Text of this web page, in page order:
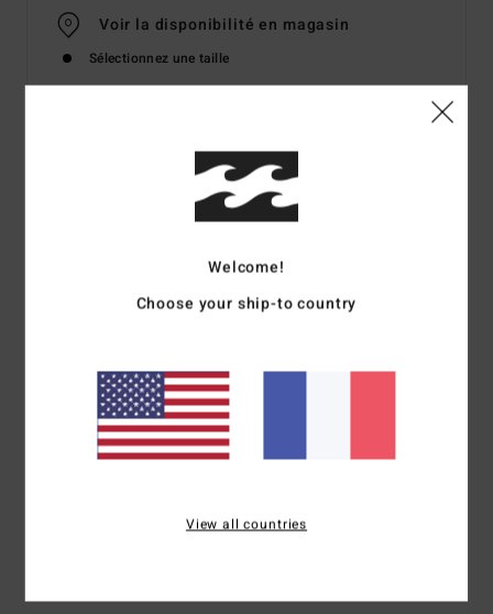
Voir la disponibilité en magasin
Sélectionnez une taille
Details & caractéristiques
T-shirt manches courtes sérigraphié Vert homme
Caractéristiques
Jersey semi-épais 180 G 24/1
Composition100 % Coton
Traçabilité du produit (Loi Agec)
Welcome!
Choose your ship-to country
View all countries